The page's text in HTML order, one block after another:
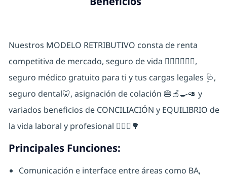
Nuestros MODELO RETRIBUTIVO consta de renta
competitiva de mercado, seguro de vida 👨🏽‍⚕️👩🏼‍⚕️,
seguro médico gratuito para ti y tus cargas legales 🩺,
seguro dental🦷, asignación de colación 🍔🍎🍳🥑 y
variados beneficios de CONCILIACIÓN y EQUILIBRIO de
la vida laboral y profesional 🧘🏼‍♂️🌳
Principales Funciones:
Comunicación e interface entre áreas como BA,